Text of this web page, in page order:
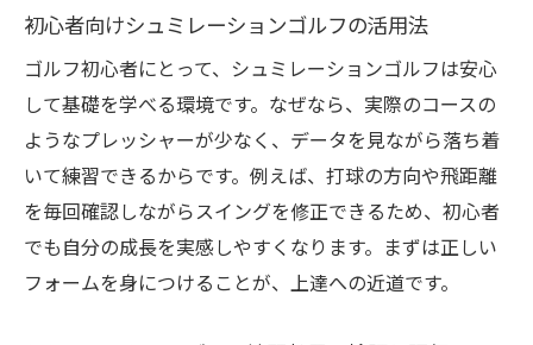
自宅練習でスコア向上を目指すポイント
初心者におすすめの自宅シュミレーション
ゴルフ活用法
シミュレーションゴルフ機器の選び方と実
用性
自宅練習で得られる効果とその検証
初心者必見シミュレーションゴルフの上達術
初心者向けシュミレーションゴルフの活用法
ゴルフ初心者にとって、シュミレーションゴルフは安心
して基礎を学べる環境です。なぜなら、実際のコースの
ようなプレッシャーが少なく、データを見ながら落ち着
いて練習できるからです。例えば、打球の方向や飛距離
を毎回確認しながらスイングを修正できるため、初心者
でも自分の成長を実感しやすくなります。まずは正しい
フォームを身につけることが、上達への近道です。